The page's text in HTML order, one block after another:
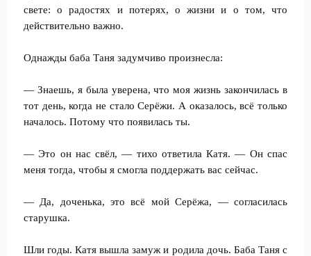
свете: о радостях и потерях, о жизни и о том, что
действительно важно.
Однажды баба Таня задумчиво произнесла:
— Знаешь, я была уверена, что моя жизнь закончилась в
тот день, когда не стало Серёжи. А оказалось, всё только
началось. Потому что появилась ты.
— Это он нас свёл, — тихо ответила Катя. — Он спас
меня тогда, чтобы я смогла поддержать вас сейчас.
— Да, доченька, это всё мой Серёжа, — согласилась
старушка.
Шли годы. Катя вышла замуж и родила дочь. Баба Таня с